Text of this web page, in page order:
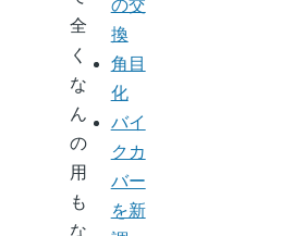
全
く
な
ん
の
用
も
な
の交
換
角目
化
バイ
クカ
バー
を新